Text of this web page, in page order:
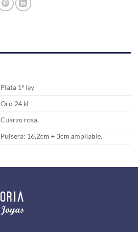
Plata 1ª ley
Oro 24 kl
Cuarzo rosa.
Pulsera: 16,2cm + 3cm ampliable.